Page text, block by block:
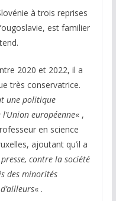
à trois reprises
est familier
2020 et 2022, il a
très conservatrice.
une politique
européenne« ,
en science
ajoutant qu’il a
contre la société
des minorités
« .